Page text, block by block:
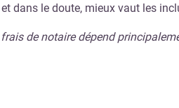
dans le doute, mieux vaut les
de notaire dépend